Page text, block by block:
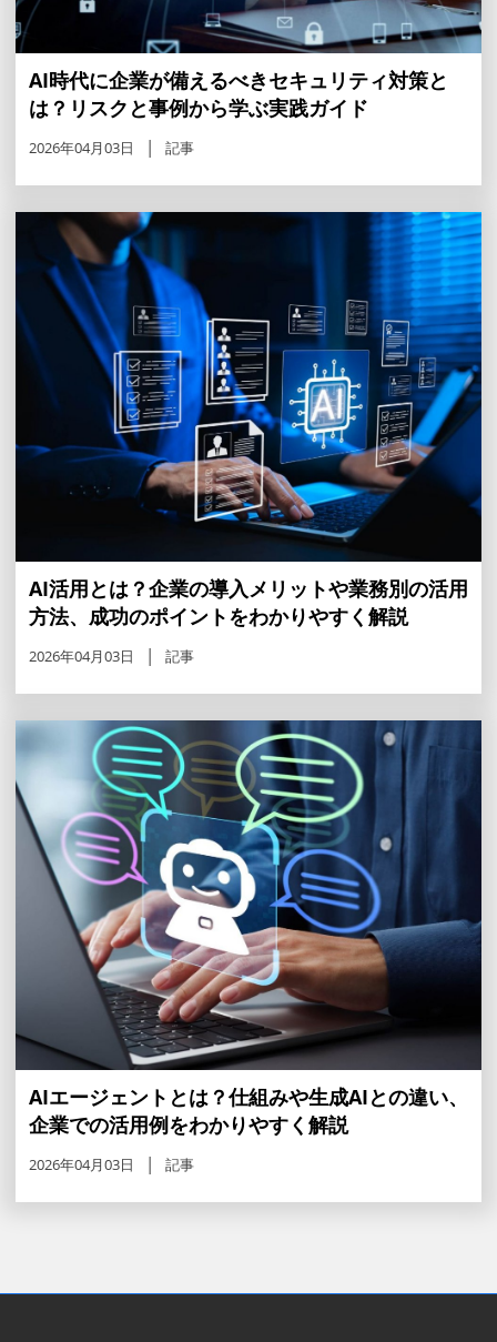
AI時代に企業が備えるべきセキュリティ対策と
は？リスクと事例から学ぶ実践ガイド
2026年04月03日 記事
AI活用とは？企業の導入メリットや業務別の活用
方法、成功のポイントをわかりやすく解説
2026年04月03日 記事
AIエージェントとは？仕組みや生成AIとの違い、
企業での活用例をわかりやすく解説
2026年04月03日 記事